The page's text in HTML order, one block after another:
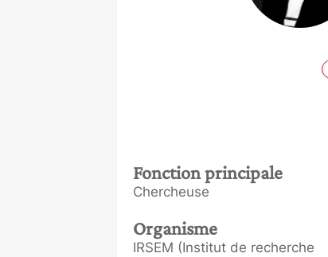
Fonction principale
Chercheuse
Organisme
IRSEM (Institut de recherche